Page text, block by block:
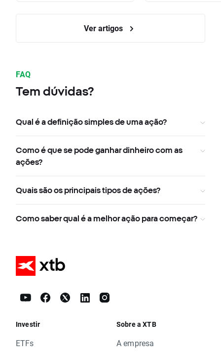
Ver artigos
FAQ
Tem dúvidas?
Qual é a definição simples de uma ação?
Como é que se pode ganhar dinheiro com as
ações?
Quais são os principais tipos de ações?
Como saber qual é a melhor ação para começar?
Investir
ETFs
Sobre a XTB
A empresa